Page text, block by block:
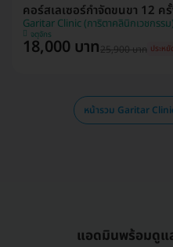
คอร์สเลเซอร์กำจัดขนขา 12 ค
Garitar Clinic (การิตาคลินิกเวชกรรม)
จตุจักร
18,000 บาท25,900 บาท ประห
หน้ารวม Garitar
แอดมินพร้อมดู